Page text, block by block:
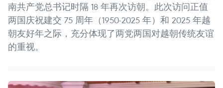
南共产党总书记时隔 18 年再次访朝。此次访问正值
两国庆祝建交 75 周年（1950-2025 年）和 2025 年越
朝友好年之际，充分体现了两党两国对越朝传统友谊
的重视。